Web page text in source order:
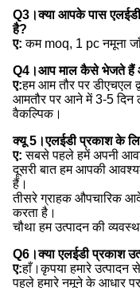
Q3।क्या आपके पास एलईडी
है?
ए: कम moq, 1 pc नमूना
Q4।आप माल कैसे भेजते हैं
ए:हम आम तौर पर डीएचएल
आमतौर पर आने में 3-5 दिन
वैकल्पिक।
क्यू 5।एलईडी प्रकाश के
ए: सबसे पहले हमें अपनी
दूसरी बात हम आपकी
हैं।
तीसरे ग्राहक औपचारिक
करता है।
चौथा हम उत्पादन की
Q6।क्या एलईडी प्रकाश
ए:हाँ।कृपया हमारे
पहले हमारे नमूने के आधार